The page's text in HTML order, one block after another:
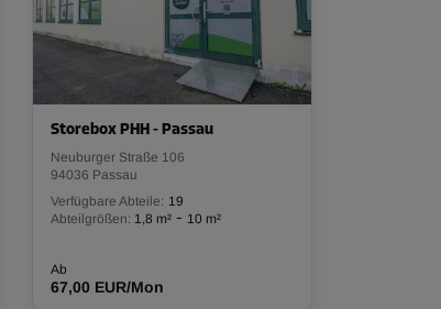
Storebox PHH - Passau
Neuburger Straße 106
94036 Passau
Verfügbare Abteile: 19
Abteilgrößen: 1,8 m² - 10 m²
Ab
67,00 EUR/Mon